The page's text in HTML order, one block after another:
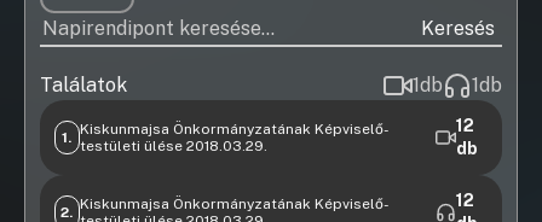
Keresés
Találatok 1db 1db
1. Kiskunmajsa Önkormányzatának Képviselő-
testületi ülése 2018.03.29.
12
db
3 2018. évi igazgatási szünet elrendeléséről szóló
2. Kiskunmajsa Önkormányzatának Képviselő-
12